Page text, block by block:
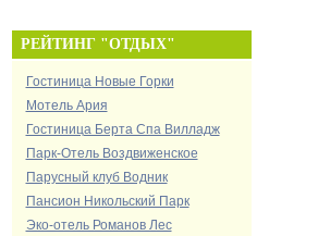
РЕЙТИНГ "ОТДЫХ"
Гостиница Новые Горки
Мотель Ария
Гостиница Берта Спа Вилладж
Парк-Отель Воздвиженское
Парусный клуб Водник
Пансион Никольский Парк
Эко-отель Романов Лес